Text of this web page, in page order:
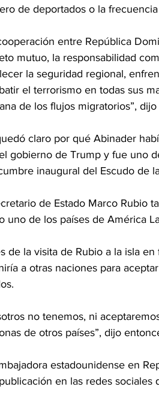
de deportados o la
entre República
mutuo, la responsabilidad
la seguridad regional,
el terrorismo en todas sus
de los flujos migratorios”,
claro por qué Abinader
gobierno de Trump y fue uno
inaugural del Escudo de
de Estado Marco Rubio
uno de los países de América
de la visita de Rubio a la isla
a otras naciones para
no tenemos, ni
de otros países”, dijo
estadounidense en
en las redes sociales